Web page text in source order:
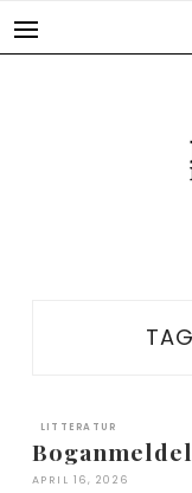
LITTERATUR
APRIL 16, 2026